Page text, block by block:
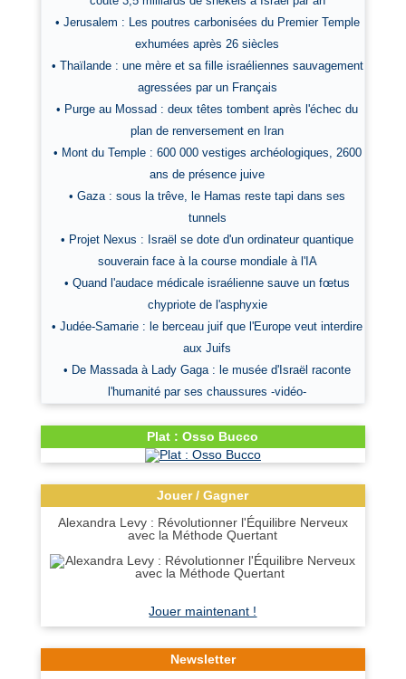
• Jerusalem : Les poutres carbonisées du Premier Temple
exhumées après 26 siècles
• Thaïlande : une mère et sa fille israéliennes sauvagement
agressées par un Français
• Purge au Mossad : deux têtes tombent après l'échec du
plan de renversement en Iran
• Mont du Temple : 600 000 vestiges archéologiques, 2600
ans de présence juive
• Gaza : sous la trêve, le Hamas reste tapi dans ses
tunnels
• Projet Nexus : Israël se dote d'un ordinateur quantique
souverain face à la course mondiale à l'IA
• Quand l'audace médicale israélienne sauve un fœtus
chypriote de l'asphyxie
• Judée-Samarie : le berceau juif que l'Europe veut interdire
aux Juifs
• De Massada à Lady Gaga : le musée d'Israël raconte
l'humanité par ses chaussures -vidéo-
Plat : Osso Bucco
Jouer / Gagner
Alexandra Levy : Révolutionner l'Équilibre Nerveux
avec la Méthode Quertant
Jouer maintenant !
Newsletter